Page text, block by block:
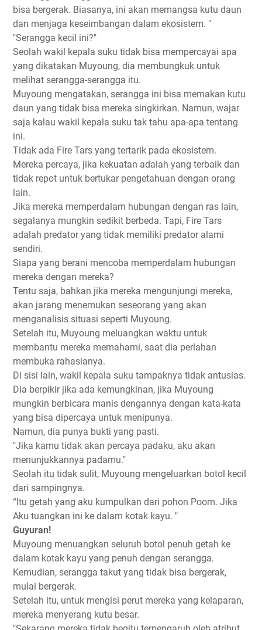
bisa bergerak. Biasanya, ini akan memangsa kutu daun
dan menjaga keseimbangan dalam ekosistem. "
"Serangga kecil ini?"
Seolah wakil kepala suku tidak bisa mempercayai apa
yang dikatakan Muyoung, dia membungkuk untuk
melihat serangga-serangga itu.
Muyoung mengatakan, serangga ini bisa memakan kutu
daun yang tidak bisa mereka singkirkan. Namun, wajar
saja kalau wakil kepala suku tak tahu apa-apa tentang
ini.
Tidak ada Fire Tars yang tertarik pada ekosistem.
Mereka percaya, jika kekuatan adalah yang terbaik dan
tidak repot untuk bertukar pengetahuan dengan orang
lain.
Jika mereka memperdalam hubungan dengan ras lain,
segalanya mungkin sedikit berbeda. Tapi, Fire Tars
adalah predator yang tidak memiliki predator alami
sendiri.
Siapa yang berani mencoba memperdalam hubungan
mereka dengan mereka?
Tentu saja, bahkan jika mereka mengunjungi mereka,
akan jarang menemukan seseorang yang akan
menganalisis situasi seperti Muyoung.
Setelah itu, Muyoung meluangkan waktu untuk
membantu mereka memahami, saat dia perlahan
membuka rahasianya.
Di sisi lain, wakil kepala suku tampaknya tidak antusias.
Dia berpikir jika ada kemungkinan, jika Muyoung
mungkin berbicara manis dengannya dengan kata-kata
yang bisa dipercaya untuk menipunya.
Namun, dia punya bukti yang pasti.
"Jika kamu tidak akan percaya padaku, aku akan
menunjukkannya padamu."
Seolah itu tidak sulit, Muyoung mengeluarkan botol kecil
dari sampingnya.
“Itu getah yang aku kumpulkan dari pohon Poom. Jika
Aku tuangkan ini ke dalam kotak kayu. "
Guyuran!
Muyoung menuangkan seluruh botol penuh getah ke
dalam kotak kayu yang penuh dengan serangga.
Kemudian, serangga takut yang tidak bisa bergerak,
mulai bergerak.
Setelah itu, untuk mengisi perut mereka yang kelaparan,
mereka menyerang kutu besar.